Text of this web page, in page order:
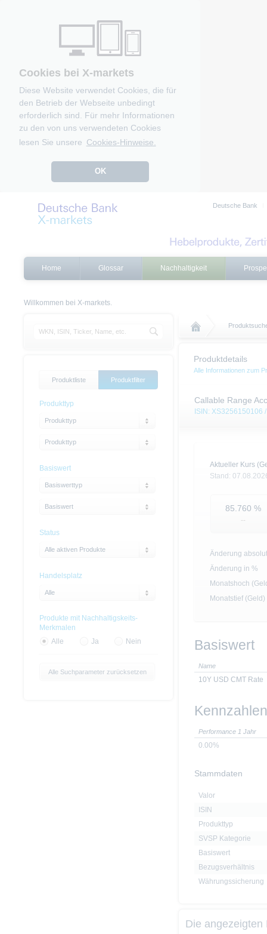
Cookies bei X-markets
Diese Website verwendet Cookies, die für
den Betrieb der Webseite unbedingt
erforderlich sind. Für mehr Informationen
zu den von uns verwendeten Cookies
lesen Sie unsere Cookies-Hinweise.
OK
Deutsche Bank
Home Glossar Nachhaltigkeit
Willkommen bei X-markets.
Produktdetails
Alle Informationen zum
Callable Range
ISIN: XS3256150106
Aktueller Kurs
Stand:
85.760 %
--
Änderung absolut
Änderung in %
Monatshoch
Monatstief (Geld)
Basiswert
Name
10Y USD CMT Rate
Kennzahlen
Performance 1 Jahr
0.00%
Stammdaten
Valor
ISIN
Produkttyp
SVSP Kategorie
Basiswert
Bezugsverhältnis
Währungssicherung
Die
Produktliste Produktfilter
Produkttyp
Produkttyp
Produkttyp
Basiswert
Basiswerttyp
Basiswert
Status
Alle aktiven Produkte
Handelsplatz
Alle
Produkte mit Nachhaltigskeits-
Merkmalen
Alle
Ja Nein
Alle Suchparameter zurücksetzen